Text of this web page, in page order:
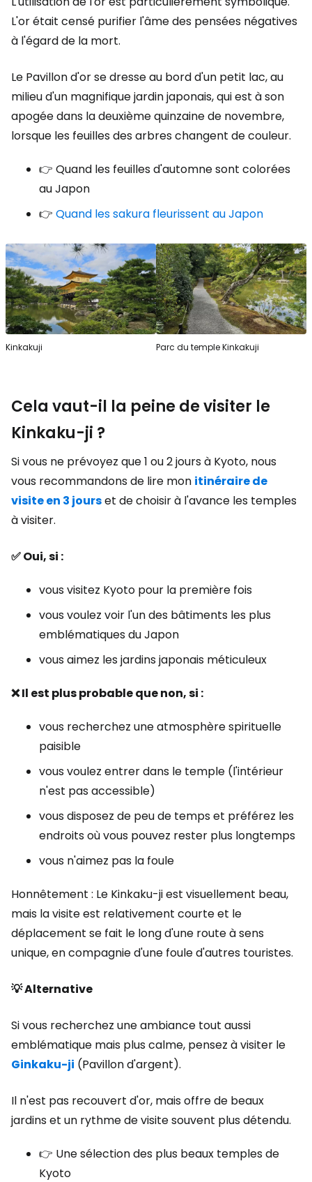
L'or était censé purifier l'âme des pensées négatives
à l'égard de la mort.
Le Pavillon d'or se dresse au bord d'un petit lac, au
milieu d'un magnifique jardin japonais, qui est à son
apogée dans la deuxième quinzaine de novembre,
lorsque les feuilles des arbres changent de couleur.
👉 Quand les feuilles d'automne sont colorées
au Japon
👉 Quand les sakura fleurissent au Japon
Kinkakuji Parc du temple Kinkakuji
Cela vaut-il la peine de visiter le
Kinkaku-ji ?
Si vous ne prévoyez que 1 ou 2 jours à Kyoto, nous
vous recommandons de lire mon itinéraire de
visite en 3 jourset de choisir à l'avance les temples
à visiter.
✅ Oui, si :
vous visitez Kyoto pour la première fois
vous voulez voir l'un des bâtiments les plus
emblématiques du Japon
vous aimez les jardins japonais méticuleux
❌ Il est plus probable que non, si :
vous recherchez une atmosphère spirituelle
paisible
vous voulez entrer dans le temple (l'intérieur
n'est pas accessible)
vous disposez de peu de temps et préférez les
endroits où vous pouvez rester plus longtemps
vous n'aimez pas la foule
Honnêtement : Le Kinkaku-ji est visuellement beau,
mais la visite est relativement courte et le
déplacement se fait le long d'une route à sens
unique, en compagnie d'une foule d'autres touristes.
💡 Alternative
Si vous recherchez une ambiance tout aussi
emblématique mais plus calme, pensez à visiter le
Ginkaku-ji (Pavillon d'argent).
Il n'est pas recouvert d'or, mais offre de beaux
jardins et un rythme de visite souvent plus détendu.
👉 Une sélection des plus beaux temples de
Kyoto